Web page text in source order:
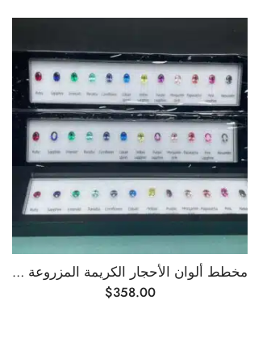
مخطط ألوان الأحجار الكريمة المزروعة في المختبر
$358.00